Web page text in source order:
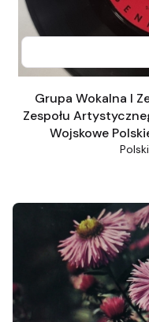
Grupa Wokalna I
Zespołu
Wojskowe